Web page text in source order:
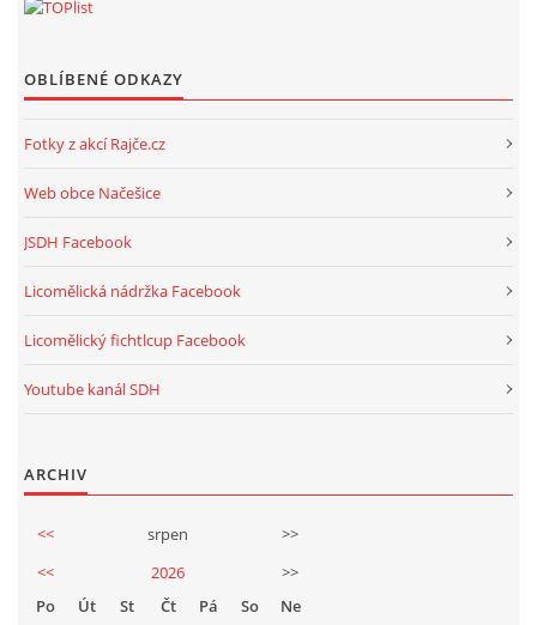
OBLÍBENÉ ODKAZY
Fotky z akcí Rajče.cz
Web obce Načešice
JSDH Facebook
Licomělická nádržka Facebook
Licomělický fichtlcup Facebook
Youtube kanál SDH
ARCHIV
<< srpen
>>
<<
2026
>>
Po
Út St Čt Pá So Ne